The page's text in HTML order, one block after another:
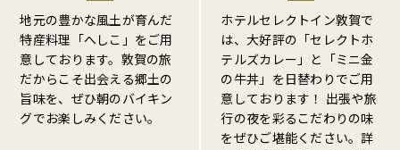
地元の豊かな風土が育んだ
特産料理「へしこ」をご用
意しております。敦賀の旅
だからこそ出会える郷土の
旨味を、ぜひ朝のバイキン
グでお楽しみください。
ホテルセレクトイン敦賀で
は、大好評の「セレクトホ
テルズカレー」と「ミニ金
の牛丼」を日替わりでご用
意しております！ 出張や旅
行の夜を彩るこだわりの味
をぜひご堪能ください。詳